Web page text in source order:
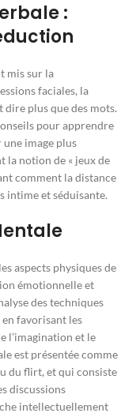
:
mis sur la
faciales, la
plus que des mots.
pour apprendre
image plus
la notion de « jeux de
comment la distance
intime et séduisante.
aspects physiques de
émotionnelle et
des techniques
favorisant les
l’imagination et le
est présentée comme
du flirt, et qui consiste
discussions
intellectuellement